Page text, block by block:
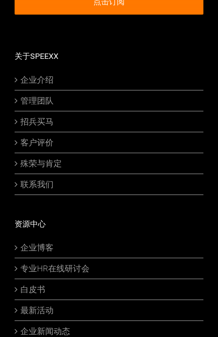
关于SPEEXX
企业介绍
管理团队
招兵买马
客户评价
殊荣与肯定
联系我们
资源中心
企业博客
专业HR在线研讨会
白皮书
最新活动
企业新闻动态